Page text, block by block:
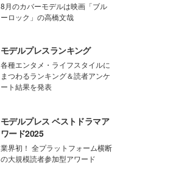
8月のカバーモデルは映画「ブル
ーロック」の高橋文哉
モデルプレスランキング
各種エンタメ・ライフスタイルに
まつわるランキング＆読者アンケ
ート結果を発表
モデルプレス ベストドラマア
ワード2025
業界初！ 全プラットフォーム横断
の大規模読者参加型アワード